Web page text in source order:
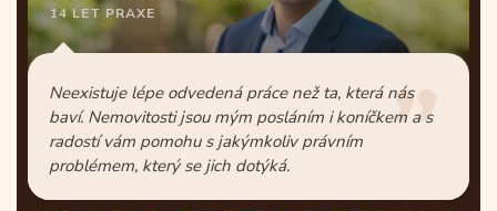
14 LET PRAXE
Neexistuje lépe odvedená práce než ta, která nás
baví. Nemovitosti jsou mým posláním i koníčkem a s
radostí vám pomohu s jakýmkoliv právním
problémem, který se jich dotýká.